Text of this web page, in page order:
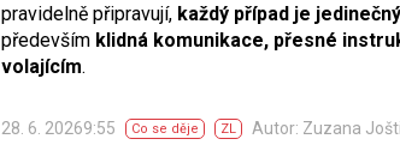
pravidelně připravují, každý případ je jedinečný
především klidná komunikace, přesné
volajícím.
28. 6. 20269:55 Co se děje ZL Autor: Zuzana